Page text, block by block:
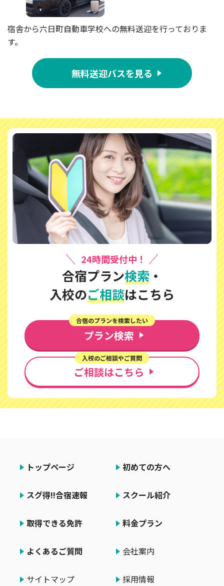
宿舎から六日町自動車学校への無料送迎を行っておりま
す。
無料送迎バスを見る
24時間受付中！
合宿プラン検索 ・
入校のご相談はこちら
プラン検索
合宿のプランを検索したい
ご相談はこちら
入校のご相談やご質問
トップページ 初めての方へ
スグ得!!合宿速報 スクール紹介
取得できる免許 料金プラン
よくあるご質問 会社案内
サイトマップ 採用情報